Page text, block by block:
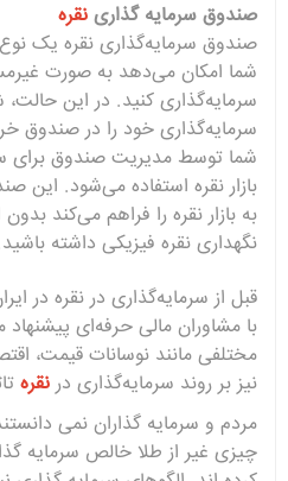
صندوق سرمایه گذاری نقره‌
صندوق سرمایه‌گذاری نقره یک
شما امکان می‌دهد به صورت
سرمایه‌گذاری کنید. در این
سرمایه‌گذاری خود را در صندوق
شما توسط مدیریت صندوق برای
بازار نقره استفاده می‌شود. این
به بازار نقره را فراهم می‌کند
نگهداری نقره فیزیکی داشته
قبل از سرمایه‌گذاری در نقره در
با مشاوران مالی حرفه‌ای
مختلفی مانند نوسانات قیمت،
نیز بر روند سرمایه‌گذاری درنقره
مردم و سرمایه گذاران نمی
چیزی غیر از طلا خالص سرمایه